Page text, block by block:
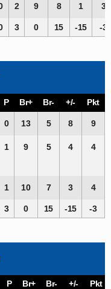
2 9 8 1 3
3 0 15 -15 -3
P Br+ Br- +/- Pkt
0 13 5 8 9
1 9 5 4 4
1 10 7 3 4
3 0 15 -15 -3
P Br+ Br- +/- Pkt